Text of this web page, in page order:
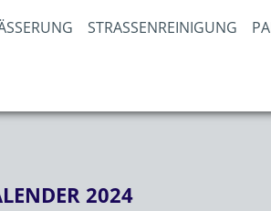
STRASSENREINIGUNG
2024